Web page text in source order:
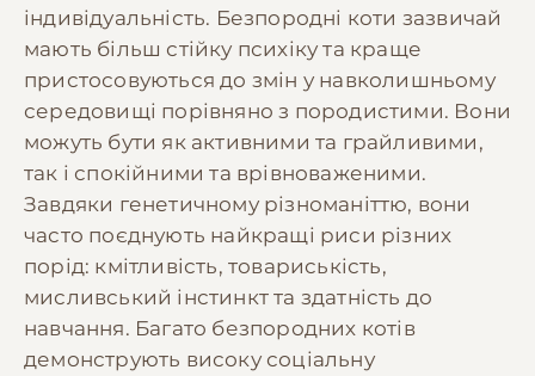
індивідуальність. Безпородні коти зазвичай
мають більш стійку психіку та краще
пристосовуються до змін у навколишньому
середовищі порівняно з породистими. Вони
можуть бути як активними та грайливими,
так і спокійними та врівноваженими.
Завдяки генетичному різноманіттю, вони
часто поєднують найкращі риси різних
порід: кмітливість, товариськість,
мисливський інстинкт та здатність до
навчання. Багато безпородних котів
демонструють високу соціальну